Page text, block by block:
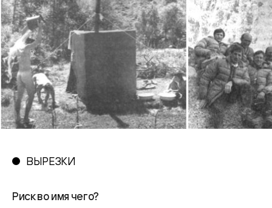
ВЫРЕЗКИ
Риск во имя чего?